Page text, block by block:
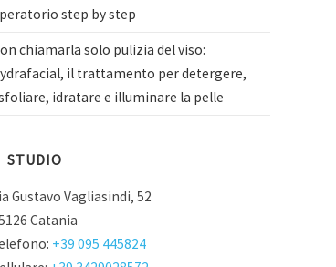
step by step
chiamarla solo pulizia del viso:
il trattamento per detergere,
idratare e illuminare la pelle
STUDIO
Gustavo Vagliasindi, 52
Catania
+39 095 445824